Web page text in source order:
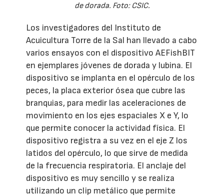
de dorada. Foto: CSIC.
Los investigadores del Instituto de
Acuicultura Torre de la Sal han llevado a cabo
varios ensayos con el dispositivo AEFishBIT
en ejemplares jóvenes de dorada y lubina. El
dispositivo se implanta en el opérculo de los
peces, la placa exterior ósea que cubre las
branquias, para medir las aceleraciones de
movimiento en los ejes espaciales X e Y, lo
que permite conocer la actividad física. El
dispositivo registra a su vez en el eje Z los
latidos del opérculo, lo que sirve de medida
de la frecuencia respiratoria. El anclaje del
dispositivo es muy sencillo y se realiza
utilizando un clip metálico que permite